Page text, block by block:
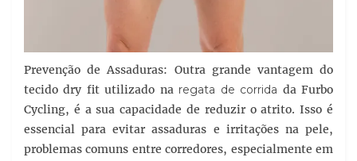
Prevenção de Assaduras: Outra grande vantagem do
tecido dry fit utilizado na regata de corrida da Furbo
Cycling, é a sua capacidade de reduzir o atrito. Isso é
essencial para evitar assaduras e irritações na pele,
problemas comuns entre corredores, especialmente em